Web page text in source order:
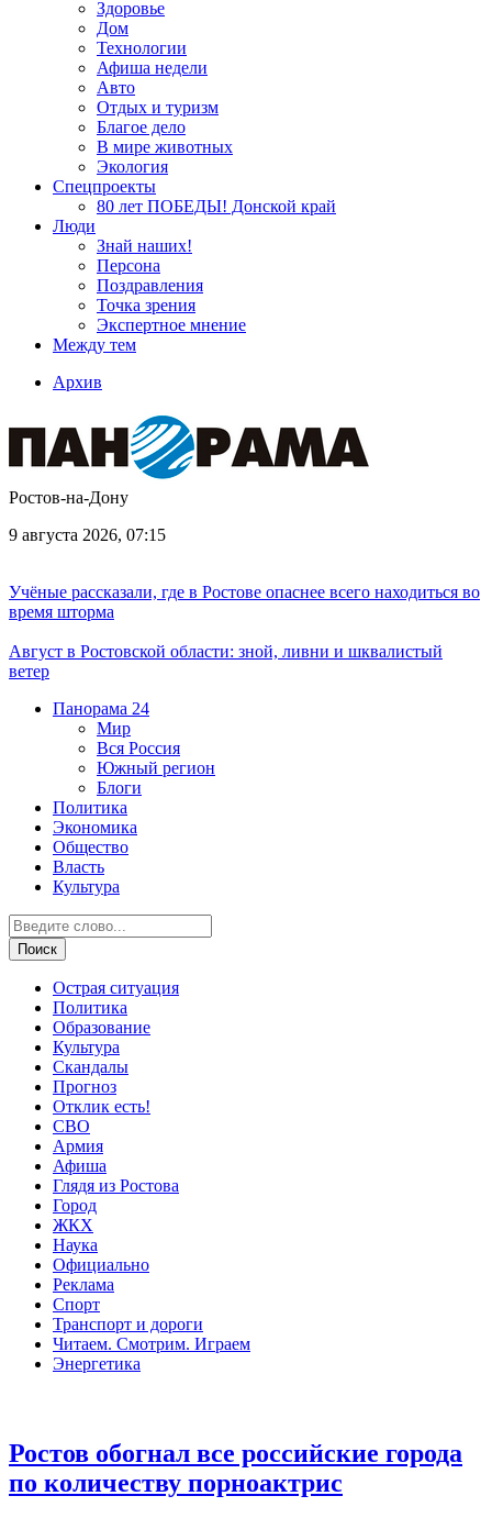
Здоровье
Дом
Технологии
Афиша недели
Авто
Отдых и туризм
Благое дело
В мире животных
Экология
Спецпроекты
80 лет ПОБЕДЫ! Донской край
Люди
Знай наших!
Персона
Поздравления
Точка зрения
Экспертное мнение
Между тем
Архив
Ростов-на-Дону
9 августа 2026, 07:15
Учёные рассказали, где в Ростове опаснее всего находиться во
время шторма
Август в Ростовской области: зной, ливни и шквалистый
ветер
Панорама 24
Мир
Вся Россия
Южный регион
Блоги
Политика
Экономика
Общество
Власть
Культура
Острая ситуация
Политика
Образование
Культура
Скандалы
Прогноз
Отклик есть!
СВО
Армия
Афиша
Глядя из Ростова
Город
ЖКХ
Наука
Официально
Реклама
Спорт
Транспорт и дороги
Читаем. Смотрим. Играем
Энергетика
Ростов обогнал все российские города
по количеству порноактрис